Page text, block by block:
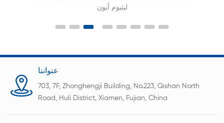
ليثيوم أيون
عنواننا
703, 7F, Zhonghengji Building, No.223, Qishan North
Road, Huli District, Xiamen, Fujian, China